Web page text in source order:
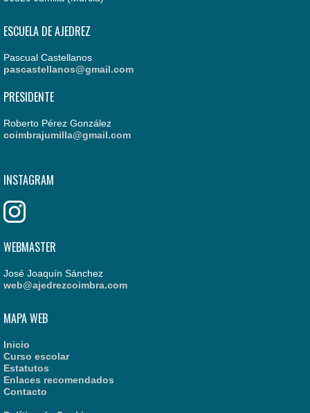
ESCUELA DE AJEDREZ
Pascual Castellanos
pascastellanos@gmail.com
PRESIDENTE
Roberto Pérez González
coimbrajumilla@gmail.com
INSTAGRAM
WEBMASTER
José Joaquín Sánchez
web@ajedrezcoimbra.com
MAPA WEB
Inicio
Curso escolar
Estatutos
Enlaces recomendados
Contacto